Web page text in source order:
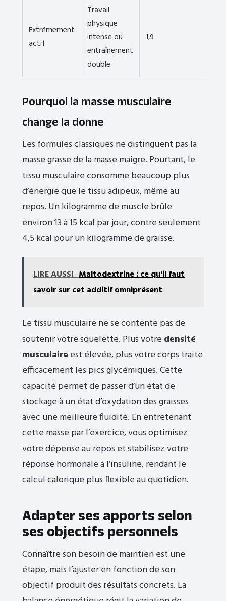
Extrêmement
actif
Travail
physique
intense ou
entraînement
double
1,9
Pourquoi la masse musculaire
change la donne
Les formules classiques ne distinguent pas la
masse grasse de la masse maigre. Pourtant, le
tissu musculaire consomme beaucoup plus
d’énergie que le tissu adipeux, même au
repos. Un kilogramme de muscle brûle
environ 13 à 15 kcal par jour, contre seulement
4,5 kcal pour un kilogramme de graisse.
LIRE AUSSI Maltodextrine : ce qu'il faut
savoir sur cet additif omniprésent
Le tissu musculaire ne se contente pas de
soutenir votre squelette. Plus votre densité
musculaire est élevée, plus votre corps traite
efficacement les pics glycémiques. Cette
capacité permet de passer d’un état de
stockage à un état d’oxydation des graisses
avec une meilleure fluidité. En entretenant
cette masse par l’exercice, vous optimisez
votre dépense au repos et stabilisez votre
réponse hormonale à l’insuline, rendant le
calcul calorique plus flexible au quotidien.
Adapter ses apports selon
ses objectifs personnels
Connaître son besoin de maintien est une
étape, mais l’ajuster en fonction de son
objectif produit des résultats concrets. La